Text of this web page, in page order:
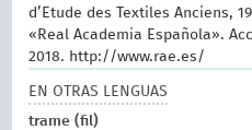
d’Etude des Textiles Anciens,
«Real Academia Española».
2018. http://www.rae.es/
EN OTRAS LENGUAS
trame (fil)